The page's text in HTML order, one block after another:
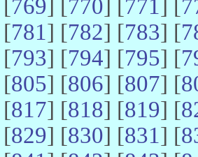
769] [770] [771] [
781] [782] [783] [
793] [794] [795] [
805] [806] [807] [
817] [818] [819] [
829] [830] [831] [